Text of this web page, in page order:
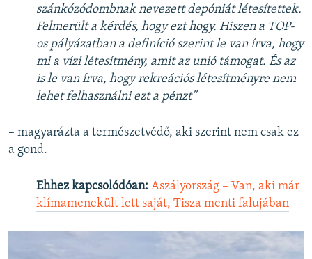
szánkózódombnak nevezett depóniát létesítettek.
Felmerült a kérdés, hogy ezt hogy. Hiszen a TOP-
os pályázatban a definíció szerint le van írva, hogy
mi a vízi létesítmény, amit az unió támogat. És az
is le van írva, hogy rekreációs létesítményre nem
lehet felhasználni ezt a pénzt”
– magyarázta a természetvédő, aki szerint nem csak ez
a gond.
Ehhez kapcsolódóan: Aszályország – Van, aki már
klímamenekült lett saját, Tisza menti falujában